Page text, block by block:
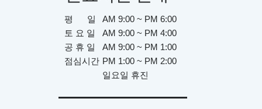
평 일
AM 9:00 ~ PM 6:00
토 요 일
AM 9:00 ~ PM 4:00
공 휴 일
AM 9:00 ~ PM 1:00
점심시간 PM 1:00 ~ PM 2:00
일요일 휴진